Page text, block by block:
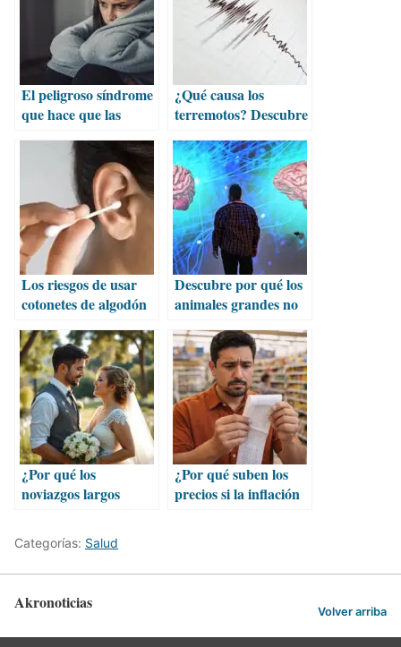
El peligroso síndrome
que hace que las
digan que sí
¿Qué causa los
terremotos? Descubre
los sismos
Los riesgos de usar
cotonetes de algodón
Descubre por qué los
animales grandes no
mayores
¿Por qué los
noviazgos largos
casarse?
¿Por qué suben los
precios si la inflación
Categorías: Salud
Akronoticias Volver arriba